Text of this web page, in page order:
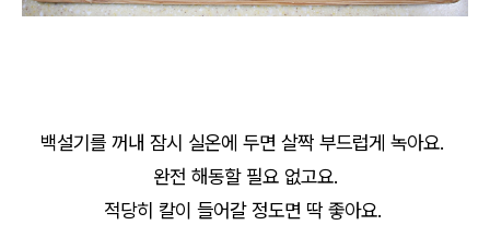
백설기를 꺼내 잠시 실온에 두면 살짝 부드럽게 녹아요.
완전 해동할 필요 없고요.
적당히 칼이 들어갈 정도면 딱 좋아요.